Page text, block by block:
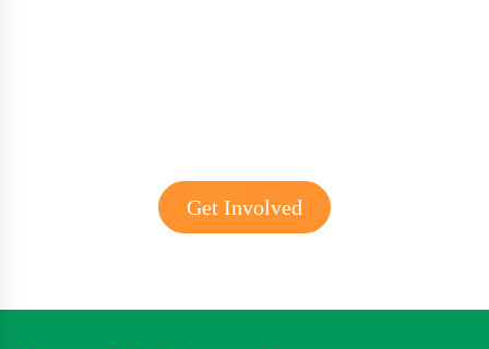
Get Involved